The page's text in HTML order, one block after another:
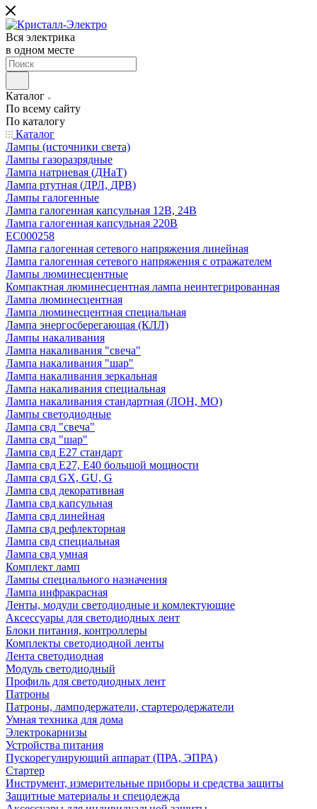
Вся электрика
в одном месте
Каталог
По всему сайту
По каталогу
Каталог
Лампы (источники света)
Лампы газоразрядные
Лампа натриевая (ДНаТ)
Лампа ртутная (ДРЛ, ДРВ)
Лампы галогенные
Лампа галогенная капсульная 12В, 24В
Лампа галогенная капсульная 220В
EC000258
Лампа галогенная сетевого напряжения линейная
Лампа галогенная сетевого напряжения с отражателем
Лампы люминесцентные
Компактная люминесцентная лампа неинтегрированная
Лампа люминесцентная
Лампа люминесцентная специальная
Лампа энергосберегающая (КЛЛ)
Лампы накаливания
Лампа накаливания "свеча"
Лампа накаливания "шар"
Лампа накаливания зеркальная
Лампа накаливания специальная
Лампа накаливания стандартная (ЛОН, МО)
Лампы светодиодные
Лампа свд "свеча"
Лампа свд "шар"
Лампа свд E27 стандарт
Лампа свд E27, Е40 большой мощности
Лампа свд GX, GU, G
Лампа свд декоративная
Лампа свд капсульная
Лампа свд линейная
Лампа свд рефлекторная
Лампа свд специальная
Лампа свд умная
Комплект ламп
Лампы специального назначения
Лампа инфракрасная
Ленты, модули светодиодные и комлектующие
Аксессуары для светодиодных лент
Блоки питания, контроллеры
Комплекты светодиодной ленты
Лента светодиодная
Модуль светодиодный
Профиль для светодиодных лент
Патроны
Патроны, ламподержатели, стартеродержатели
Умная техника для дома
Электрокарнизы
Устройства питания
Пускорегулирующий аппарат (ПРА, ЭПРА)
Стартер
Инструмент, измерительные приборы и средства защиты
Защитные материалы и спецодежда